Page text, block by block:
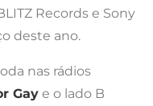
Records e Sony
deste ano.
nas rádios
Gay e o lado B